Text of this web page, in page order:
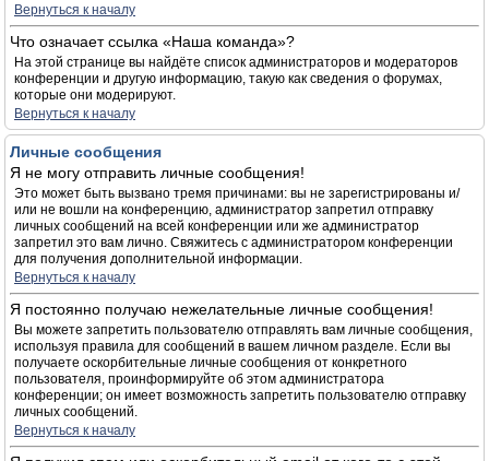
Вернуться к началу
Что означает ссылка «Наша команда»?
На этой странице вы найдёте список администраторов и модераторов
конференции и другую информацию, такую как сведения о форумах,
которые они модерируют.
Вернуться к началу
Личные сообщения
Я не могу отправить личные сообщения!
Это может быть вызвано тремя причинами: вы не зарегистрированы и/
или не вошли на конференцию, администратор запретил отправку
личных сообщений на всей конференции или же администратор
запретил это вам лично. Свяжитесь с администратором конференции
для получения дополнительной информации.
Вернуться к началу
Я постоянно получаю нежелательные личные сообщения!
Вы можете запретить пользователю отправлять вам личные сообщения,
используя правила для сообщений в вашем личном разделе. Если вы
получаете оскорбительные личные сообщения от конкретного
пользователя, проинформируйте об этом администратора
конференции; он имеет возможность запретить пользователю отправку
личных сообщений.
Вернуться к началу